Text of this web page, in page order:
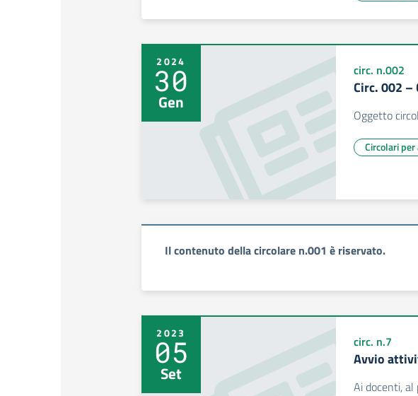
2024
30
Gen
circ. n.002
Circ. 002 –
Oggetto
Circolari
Il contenuto della circolare n.001 è riservato.
2023
05
Set
circ. n.7
Avvio
Ai docenti, al